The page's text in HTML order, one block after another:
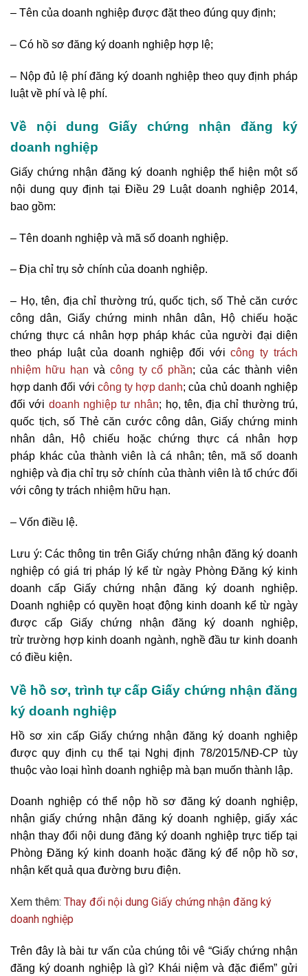
– Tên của doanh nghiệp được đặt theo đúng quy định;
– Có hồ sơ đăng ký doanh nghiệp hợp lệ;
– Nộp đủ lệ phí đăng ký doanh nghiệp theo quy định pháp
luật về phí và lệ phí.
Về nội dung Giấy chứng nhận đăng ký
doanh nghiệp
Giấy chứng nhận đăng ký doanh nghiệp thể hiện một số
nội dung quy định tại Điều 29 Luật doanh nghiệp 2014,
bao gồm:
– Tên doanh nghiệp và mã số doanh nghiệp.
– Địa chỉ trụ sở chính của doanh nghiệp.
– Họ, tên, địa chỉ thường trú, quốc tịch, số Thẻ căn cước
công dân, Giấy chứng minh nhân dân, Hộ chiếu hoặc
chứng thực cá nhân hợp pháp khác của người đại diện
theo pháp luật của doanh nghiệp đối vớicông ty trách
nhiệm hữu hạn và công ty cổ phần; của các thành viên
hợp danh đối với công ty hợp danh; của chủ doanh nghiệp
đối với doanh nghiệp tư nhân; họ, tên, địa chỉ thường trú,
quốc tịch, số Thẻ căn cước công dân, Giấy chứng minh
nhân dân, Hộ chiếu hoặc chứng thực cá nhân hợp
pháp khác của thành viên là cá nhân; tên, mã số doanh
nghiệp và địa chỉ trụ sở chính của thành viên là tổ chức đối
với công ty trách nhiệm hữu hạn.
– Vốn điều lệ.
Lưu ý: Các thông tin trên Giấy chứng nhận đăng ký doanh
nghiệp có giá trị pháp lý kể từ ngày Phòng Đăng ký kinh
doanh cấp Giấy chứng nhận đăng ký doanh nghiệp.
Doanh nghiệp có quyền hoạt động kinh doanh kể từ ngày
được cấp Giấy chứng nhận đăng ký doanh nghiệp,
trừ trường hợp kinh doanh ngành, nghề đầu tư kinh doanh
có điều kiện.
Về hồ sơ, trình tự cấp Giấy chứng nhận đăng
ký doanh nghiệp
Hồ sơ xin cấp Giấy chứng nhận đăng ký doanh nghiệp
được quy định cụ thể tại Nghị định 78/2015/NĐ-CP tùy
thuộc vào loại hình doanh nghiệp mà bạn muốn thành lập.
Doanh nghiệp có thể nộp hồ sơ đăng ký doanh nghiệp,
nhận giấy chứng nhận đăng ký doanh nghiệp, giấy xác
nhận thay đổi nội dung đăng ký doanh nghiệp trực tiếp tại
Phòng Đăng ký kinh doanh hoặc đăng ký để nộp hồ sơ,
nhận kết quả qua đường bưu điện.
Xem thêm: Thay đổi nội dung Giấy chứng nhận đăng ký
doanh nghiệp
Trên đây là bài tư vấn của chúng tôi vê “Giấy chứng nhận
đăng ký doanh nghiệp là gì? Khái niệm và đặc điểm” gửi